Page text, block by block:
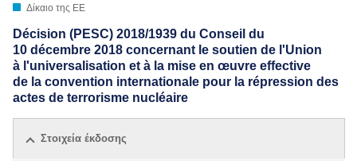
Δίκαιο της ΕΕ
Décision (PESC) 2018/1939 du Conseil du
10 décembre 2018 concernant le soutien de l'Union
à l'universalisation et à la mise en œuvre effective
de la convention internationale pour la répression des
actes de terrorisme nucléaire
Στοιχεία έκδοσης